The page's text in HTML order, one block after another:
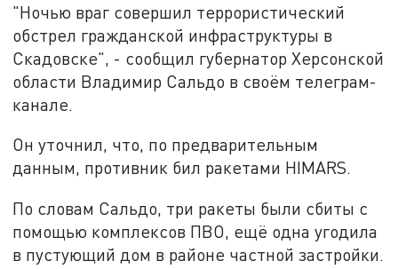
"Ночью враг совершил террористический
обстрел гражданской инфраструктуры в
Скадовске", - сообщил губернатор Херсонской
области Владимир Сальдо в своём телеграм-
канале.
Он уточнил, что, по предварительным
данным, противник бил ракетами HIMARS.
По словам Сальдо, три ракеты были сбиты с
помощью комплексов ПВО, ещё одна угодила
в пустующий дом в районе частной застройки.